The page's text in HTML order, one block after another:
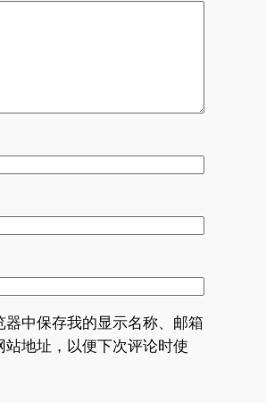
器中保存我的显示名称、邮箱
站地址，以便下次评论时使